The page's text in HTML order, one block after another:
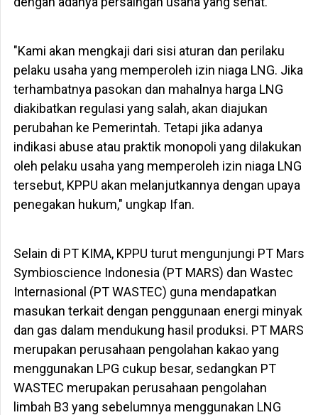
"Kami akan mengkaji dari sisi aturan dan perilaku
pelaku usaha yang memperoleh izin niaga LNG. Jika
terhambatnya pasokan dan mahalnya harga LNG
diakibatkan regulasi yang salah, akan diajukan
perubahan ke Pemerintah. Tetapi jika adanya
indikasi abuse atau praktik monopoli yang dilakukan
oleh pelaku usaha yang memperoleh izin niaga LNG
tersebut, KPPU akan melanjutkannya dengan upaya
penegakan hukum," ungkap Ifan.
Selain di PT KIMA, KPPU turut mengunjungi PT Mars
Symbioscience Indonesia (PT MARS) dan Wastec
Internasional (PT WASTEC) guna mendapatkan
masukan terkait dengan penggunaan energi minyak
dan gas dalam mendukung hasil produksi. PT MARS
merupakan perusahaan pengolahan kakao yang
menggunakan LPG cukup besar, sedangkan PT
WASTEC merupakan perusahaan pengolahan
limbah B3 yang sebelumnya menggunakan LNG